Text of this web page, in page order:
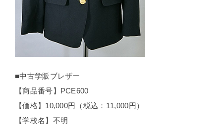
■中古学販ブレザー
【商品番号】PCE600
【価格】10,000円（税込：11,000円）
【学校名】不明